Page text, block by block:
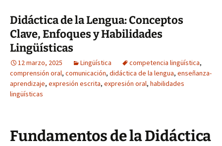
Didáctica de la Lengua: Conceptos
Clave, Enfoques y Habilidades
Lingüísticas
12 marzo, 2025 Lingüística competencia lingüística,
comprensión oral, comunicación, didáctica de la lengua, enseñanza-
aprendizaje, expresión escrita, expresión oral, habilidades
lingüísticas
Fundamentos de la Didáctica